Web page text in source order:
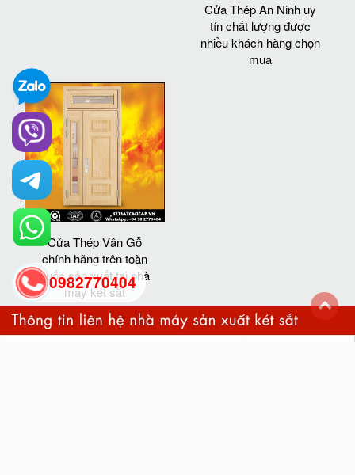
Cửa Thép An Ninh uy
tín chất lượng được
nhiều khách hàng chọn
mua
Cửa Thép Vân Gỗ
chính hãng trên toàn
quốc sản xuất tại nhà
máy két sắt
0982770404
back